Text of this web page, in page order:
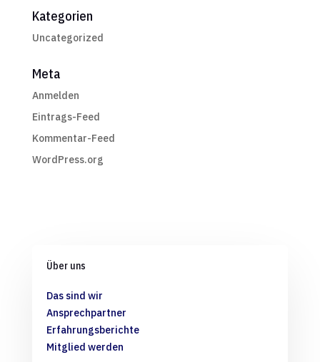
Kategorien
Uncategorized
Meta
Anmelden
Eintrags-Feed
Kommentar-Feed
WordPress.org
Über uns
Das sind wir
Ansprechpartner
Erfahrungsberichte
Mitglied werden